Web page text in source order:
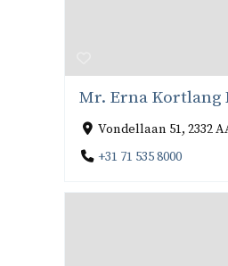
Mr. Erna Kortlang
Vondellaan 51, 2332
+31 71 535 8000